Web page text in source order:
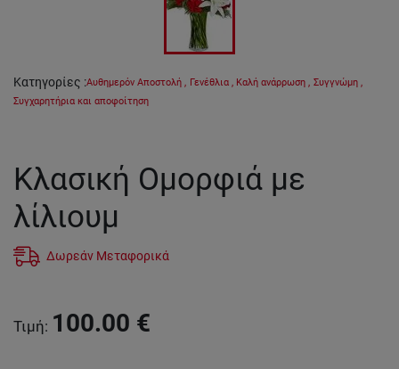
Κατηγορίες :Αυθημερόν Αποστολή , Γενέθλια , Καλή ανάρρωση , Συγγνώμη ,
Συγχαρητήρια και αποφοίτηση
Κλασική Ομορφιά με
λίλιουμ
Δωρεάν Μεταφορικά
Τιμή: 100.00 €